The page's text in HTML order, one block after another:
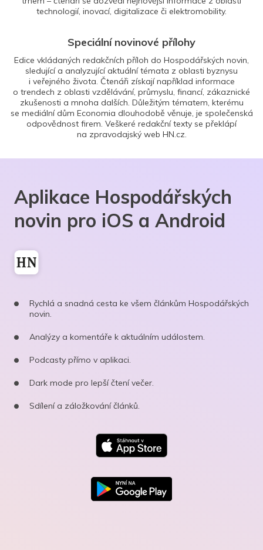
technologií, inovací, digitalizace či elektromobility.
Speciální novinové přílohy
Edice vkládaných redakčních příloh do Hospodářských novin,
sledující a analyzující aktuální témata z oblasti byznysu
i veřejného života. Čtenáři získají například informace
o trendech z oblasti vzdělávání, průmyslu, financí, zákaznické
zkušenosti a mnoha dalších. Důležitým tématem, kterému
se mediální dům Economia dlouhodobě věnuje, je společenská
odpovědnost firem. Veškeré redakční texty se překlápí
na zpravodajský web HN.cz.
Aplikace Hospodářských
novin pro iOS a Android
Rychlá a snadná cesta ke všem článkům Hospodářských
novin.
Analýzy a komentáře k aktuálním událostem.
Podcasty přímo v aplikaci.
Dark mode pro lepší čtení večer.
Sdílení a záložkování článků.